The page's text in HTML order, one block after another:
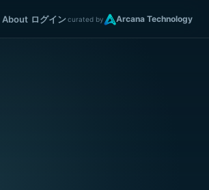
About ログインcurated by Arcana Technology